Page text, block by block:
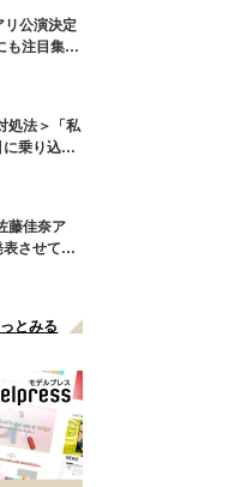
公演決定
も注目集ま
処法＞「私
乗り込ん
藤佳奈ア
させてい
とみる